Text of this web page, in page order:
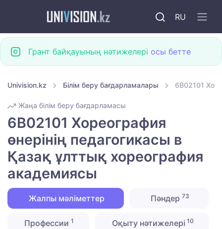
RU
Грант байқауының нәтижелері осы бетте
Univision.kz Білім беру бағдарламалары 6B02101
Жаңа білім беру бағдарламасы
6B02101 Хореография
өнерінің педагогикасы в
Қазақ ұлттық хореография
академиясы
Жалпы мәліметтер Пәндер 73
Профессии1 Оқыту нәтижелері 10